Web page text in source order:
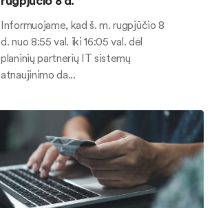
Informuojame, kad š. m. rugpjūčio 8
d. nuo 8:55 val. iki 16:05 val. dėl
planinių partnerių IT sistemų
atnaujinimo da...